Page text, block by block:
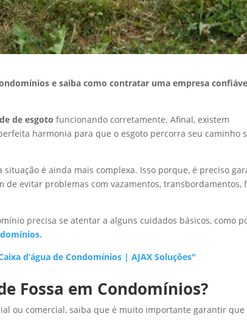
e saiba como contratar uma empresa
de esgotofuncionando corretamente. Afinal, existem
harmonia para que o esgoto percorra seu caminho
é ainda mais complexa. Isso porque, é preciso
evitar problemas com vazamentos, transbordamentos,
precisa se atentar a alguns cuidados básicos, como
d’água de Condomínios | AJAX Soluções"
Fossa em Condomínios?
ou comercial, saiba que é muito importante garantir que